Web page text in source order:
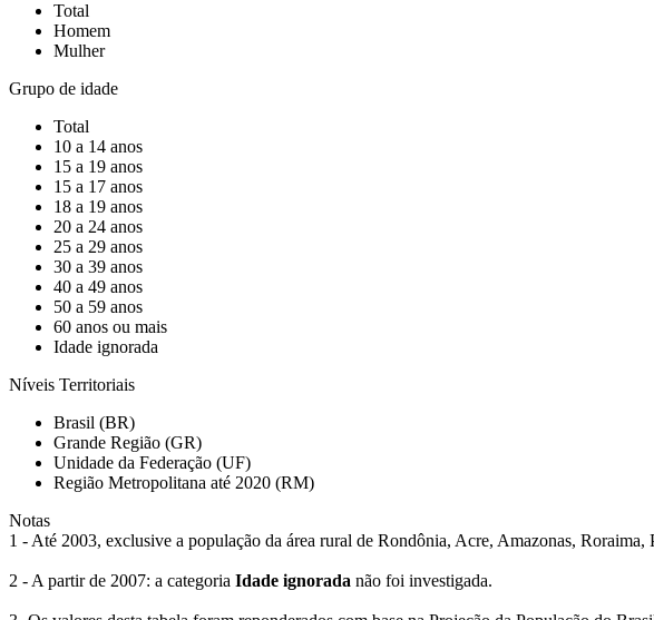
Total
Homem
Mulher
Grupo de idade
Total
10 a 14 anos
15 a 19 anos
15 a 17 anos
18 a 19 anos
20 a 24 anos
25 a 29 anos
30 a 39 anos
40 a 49 anos
50 a 59 anos
60 anos ou mais
Idade ignorada
Níveis Territoriais
Brasil (BR)
Grande Região (GR)
Unidade da Federação (UF)
Região Metropolitana até 2020 (RM)
Notas
1 - Até 2003, exclusive a população da área rural de Rondônia, Acre, Amazonas, Roraima,
2 - A partir de 2007: a categoria Idade ignorada não foi investigada.